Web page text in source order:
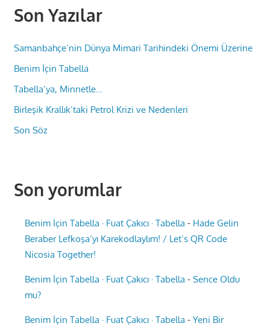
Son Yazılar
Samanbahçe’nin Dünya Mimari Tarihindeki Önemi Üzerine
Benim İçin Tabella
Tabella’ya, Minnetle…
Birleşik Krallık’taki Petrol Krizi ve Nedenleri
Son Söz
Son yorumlar
Benim İçin Tabella · Fuat Çakıcı · Tabella - Hade Gelin
Beraber Lefkoşa’yı Karekodlaylım! / Let’s QR Code
Nicosia Together!
Benim İçin Tabella · Fuat Çakıcı · Tabella -Sence Oldu
mu?
Benim İçin Tabella · Fuat Çakıcı · Tabella -Yeni Bir